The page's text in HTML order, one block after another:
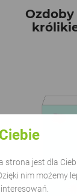
strona jest dla
nim możemy